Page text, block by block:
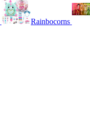
Rainbocorns